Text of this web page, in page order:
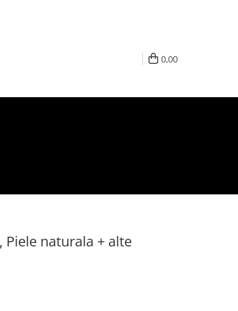
0,00
Piele naturala + alte